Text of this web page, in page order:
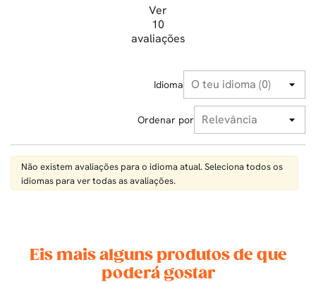
Ver
10
avaliações
Idioma
Ordenar por
Não existem avaliações para o idioma atual. Seleciona todos os
idiomas para ver todas as avaliações.
Eis mais alguns produtos de que
poderá gostar